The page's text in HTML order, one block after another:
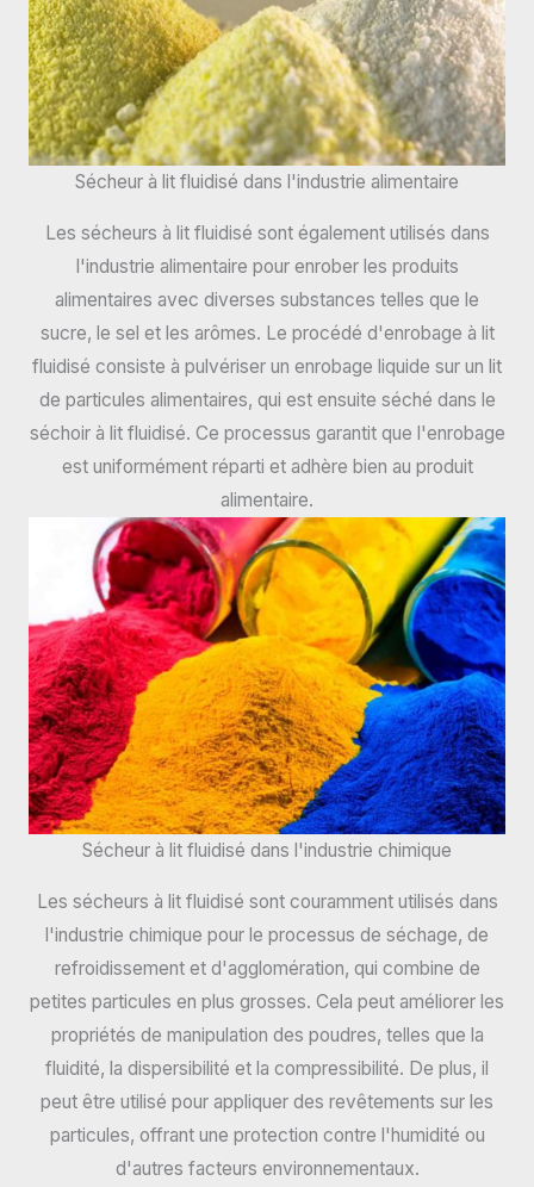
Sécheur à lit fluidisé dans l'industrie alimentaire
Les sécheurs à lit fluidisé sont également utilisés dans
l'industrie alimentaire pour enrober les produits
alimentaires avec diverses substances telles que le
sucre, le sel et les arômes. Le procédé d'enrobage à lit
fluidisé consiste à pulvériser un enrobage liquide sur un lit
de particules alimentaires, qui est ensuite séché dans le
séchoir à lit fluidisé. Ce processus garantit que l'enrobage
est uniformément réparti et adhère bien au produit
alimentaire.
Sécheur à lit fluidisé dans l'industrie chimique
Les sécheurs à lit fluidisé sont couramment utilisés dans
l'industrie chimique pour le processus de séchage, de
refroidissement et d'agglomération, qui combine de
petites particules en plus grosses. Cela peut améliorer les
propriétés de manipulation des poudres, telles que la
fluidité, la dispersibilité et la compressibilité. De plus, il
peut être utilisé pour appliquer des revêtements sur les
particules, offrant une protection contre l'humidité ou
d'autres facteurs environnementaux.